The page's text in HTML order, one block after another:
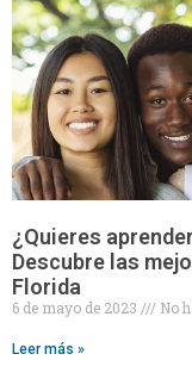
¿Quieres
Descubre las
Florida
6 de mayo de 2023 No
Leer más »